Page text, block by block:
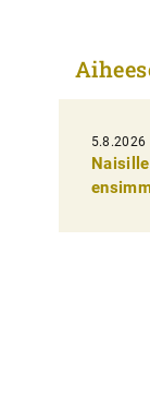
i
k
e
5.8.2026